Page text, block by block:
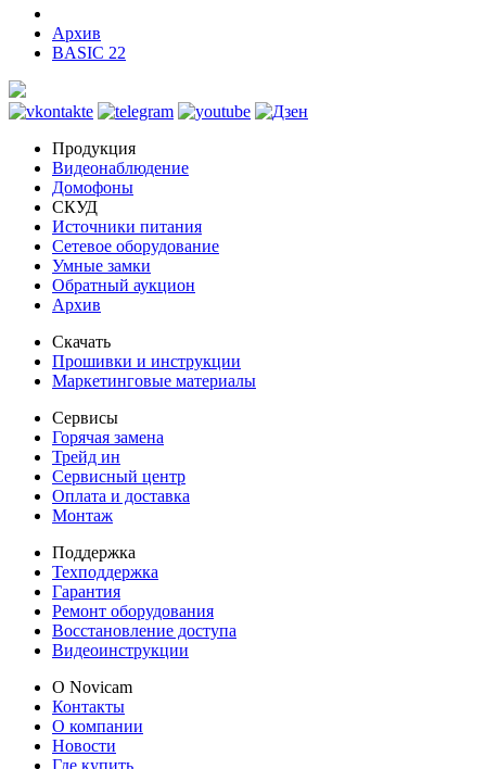
Архив
BASIC 22
Продукция
Видеонаблюдение
Домофоны
СКУД
Источники питания
Сетевое оборудование
Умные замки
Обратный аукцион
Архив
Скачать
Прошивки и инструкции
Маркетинговые материалы
Сервисы
Горячая замена
Трейд ин
Сервисный центр
Оплата и доставка
Монтаж
Поддержка
Техподдержка
Гарантия
Ремонт оборудования
Восстановление доступа
Видеоинструкции
О Novicam
Контакты
О компании
Новости
Где купить